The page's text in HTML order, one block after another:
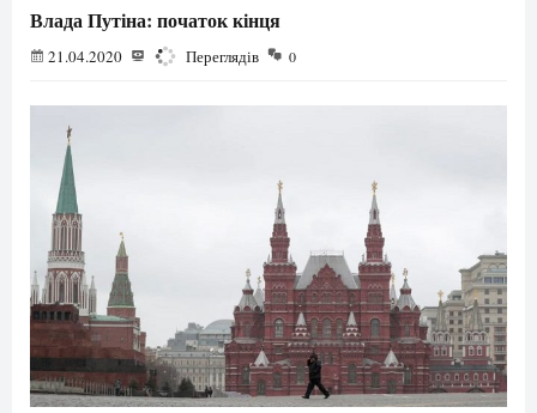
Влада Путіна: початок кінця
21.04.2020 1371 Переглядів 0